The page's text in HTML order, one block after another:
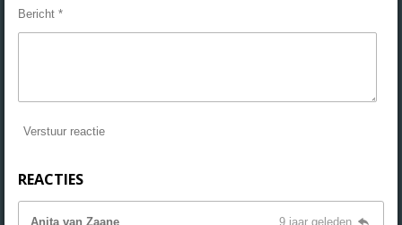
Bericht *
Verstuur reactie
REACTIES
Anita van Zaane
9 jaar geleden